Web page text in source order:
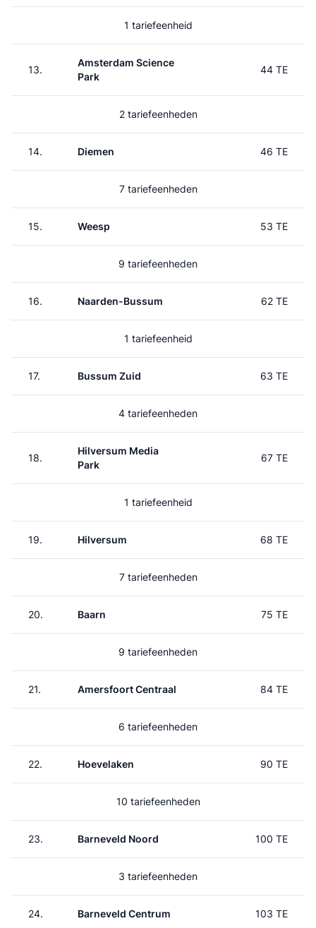
1 tariefeenheid
13.
Amsterdam Science
Park
44 TE
2 tariefeenheden
14. Diemen 46 TE
7 tariefeenheden
15. Weesp 53 TE
9 tariefeenheden
16. Naarden-Bussum 62 TE
1 tariefeenheid
17. Bussum Zuid 63 TE
4 tariefeenheden
18.
Hilversum Media
Park
67 TE
1 tariefeenheid
19. Hilversum 68 TE
7 tariefeenheden
20. Baarn 75 TE
9 tariefeenheden
21. Amersfoort Centraal 84 TE
6 tariefeenheden
22. Hoevelaken 90 TE
10 tariefeenheden
23. Barneveld Noord 100 TE
3 tariefeenheden
24. Barneveld Centrum 103 TE